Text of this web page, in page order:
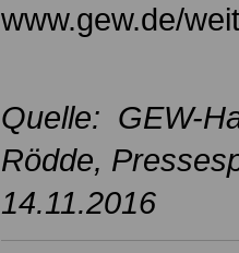
www.gew.de/
Quelle: GEW-
Rödde,
14.11.2016